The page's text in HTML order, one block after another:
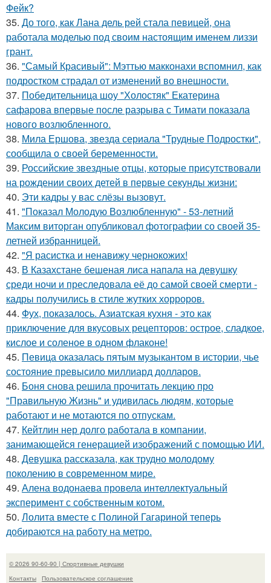
Фейк?
35. До того, как Лана дель рей стала певицей, она
работала моделью под своим настоящим именем лиззи
грант.
36. "Самый Красивый": Мэттью макконахи вспомнил, как
подростком страдал от изменений во внешности.
37. Победительница шоу "Холостяк" Екатерина
сафарова впервые после разрыва с Тимати показала
нового возлюбленного.
38. Мила Ершова, звезда сериала "Трудные Подростки",
сообщила о своей беременности.
39. Российские звездные отцы, которые присутствовали
на рождении своих детей в первые секунды жизни:
40. Эти кадры у вас слёзы вызовут.
41. "Показал Молодую Возлюбленную" - 53-летний
Максим виторган опубликовал фотографии со своей 35-
летней избранницей.
42. "Я расистка и ненавижу чернокожих!
43. В Казахстане бешеная лиса напала на девушку
среди ночи и преследовала её до самой своей смерти -
кадры получились в стиле жутких хорроров.
44. Фух, показалось. Азиатская кухня - это как
приключение для вкусовых рецепторов: острое, сладкое,
кислое и соленое в одном флаконе!
45. Певица оказалась пятым музыкантом в истории, чье
состояние превысило миллиард долларов.
46. Боня снова решила прочитать лекцию про
"Правильную Жизнь" и удивилась людям, которые
работают и не мотаются по отпускам.
47. Кейтлин нер долго работала в компании,
занимающейся генерацией изображений с помощью ИИ.
48. Девушка рассказала, как трудно молодому
поколению в современном мире.
49. Алена водонаева провела интеллектуальный
эксперимент с собственным котом.
50. Лолита вместе с Полиной Гагариной теперь
добираются на работу на метро.
© 2026 90-60-90 | Спортивные девушки
Контакты
Пользовательское соглашение